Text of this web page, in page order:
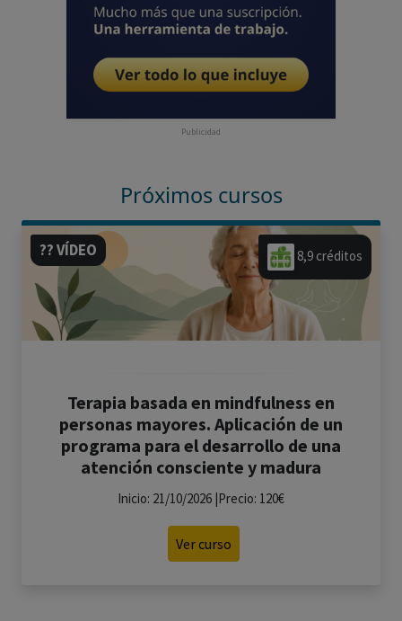
Publicidad
Próximos cursos
8,9 créditos
?? VÍDEO
Terapia basada en mindfulness en
personas mayores. Aplicación de un
programa para el desarrollo de una
atención consciente y madura
Inicio: 21/10/2026 |Precio: 120€
Ver curso